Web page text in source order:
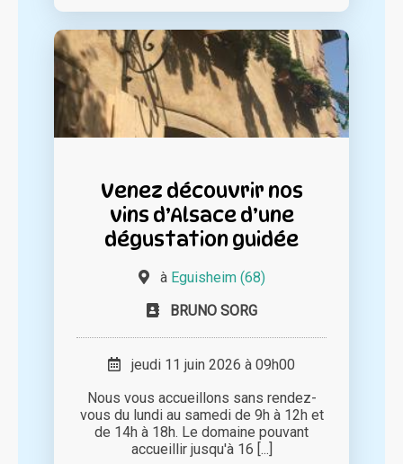
Venez découvrir nos
vins d’Alsace d’une
dégustation guidée
à Eguisheim (68)
BRUNO SORG
jeudi 11 juin 2026 à 09h00
Nous vous accueillons sans rendez-
vous du lundi au samedi de 9h à 12h et
de 14h à 18h. Le domaine pouvant
accueillir jusqu'à 16 [...]